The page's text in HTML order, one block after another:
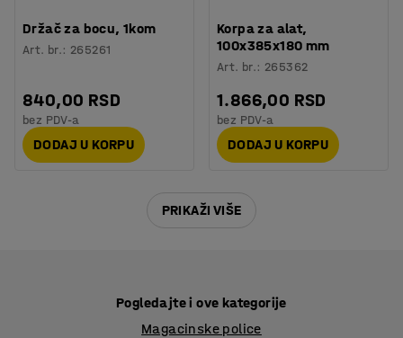
Držač za bocu, 1kom
Art. br.: 265261
840,00 RSD
bez PDV-a
DODAJ U KORPU
Korpa za alat,
100x385x180 mm
Art. br.: 265362
1.866,00 RSD
bez PDV-a
DODAJ U KORPU
PRIKAŽI VIŠE
Pogledajte i ove kategorije
Magacinske police